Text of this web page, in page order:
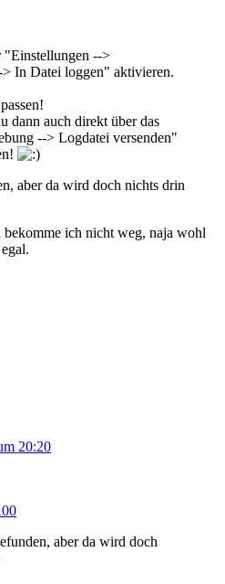
-->
> In Datei loggen" aktivieren.
dann auch direkt über das
--> Logdatei versenden"
aber da wird doch nichts drin
ich nicht weg, naja wohl
20:20
aber da wird doch